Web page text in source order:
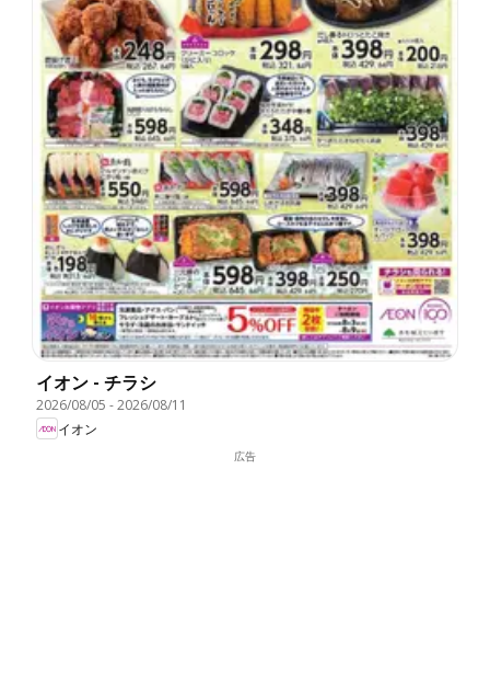
イオン - チラシ
2026/08/05 -2026/08/11
イオン
広告